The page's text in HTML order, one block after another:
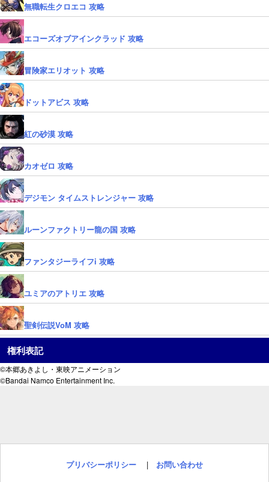
無職転生クロエコ 攻略
エコーズオブアインクラッド 攻略
冒険家エリオット 攻略
ドットアビス 攻略
紅の砂漠 攻略
カオゼロ 攻略
デジモン タイムストレンジャー 攻略
ルーンファクトリー龍の国 攻略
ファンタジーライフi 攻略
ユミアのアトリエ 攻略
聖剣伝説VoM 攻略
権利表記
©本郷あきよし・東映アニメーション
©Bandai Namco Entertainment Inc.
プリバシーポリシー | お問い合わせ